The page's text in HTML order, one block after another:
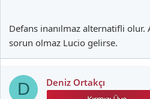
Defans inanılmaz alternatifli olur.
sorun olmaz Lucio gelirse.
D Deniz Ortakçı